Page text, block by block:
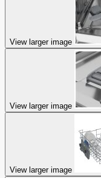
View larger image
View larger image
View larger image